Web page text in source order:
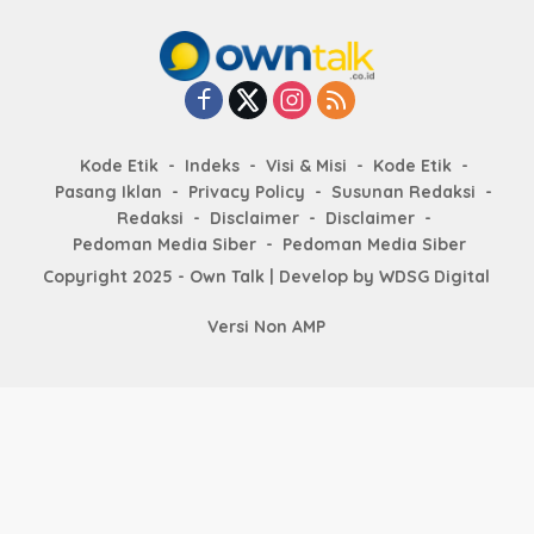
Kode Etik Indeks Visi & Misi
Kode Etik
Pasang Iklan
Privacy Policy
Susunan Redaksi
Redaksi
Disclaimer
Disclaimer
Pedoman Media Siber
Pedoman Media Siber
Copyright 2025 - Own Talk | Develop byWDSG Digital
Versi Non AMP